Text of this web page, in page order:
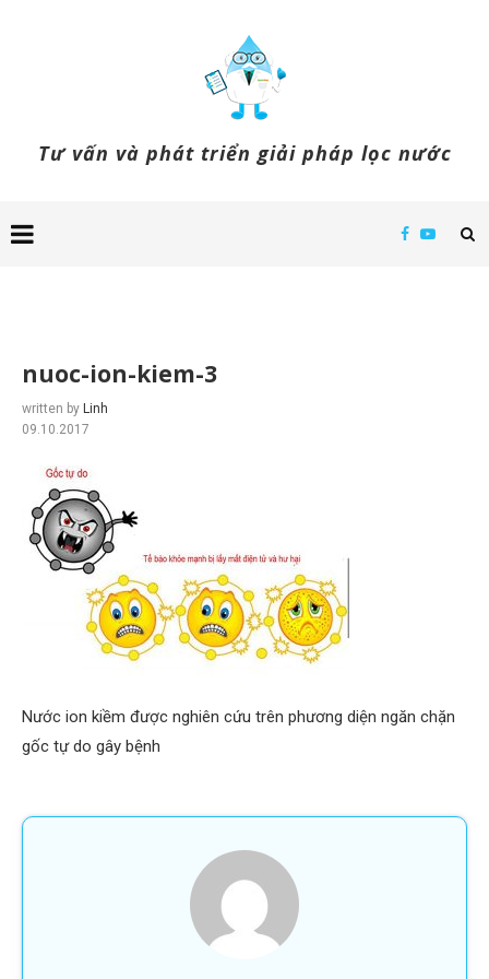
Tư vấn và phát triển giải pháp lọc nước
nuoc-ion-kiem-3
written by Linh
09.10.2017
Nước ion kiềm được nghiên cứu trên phương diện ngăn chặn
gốc tự do gây bệnh